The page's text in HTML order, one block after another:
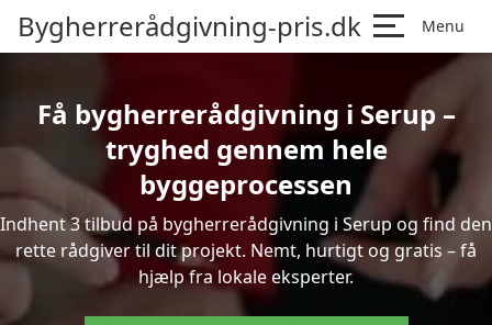
Bygherrerådgivning-pris.dk Menu
Få bygherrerådgivning i Serup –
tryghed gennem hele
byggeprocessen
Indhent 3 tilbud på bygherrerådgivning i Serup og find den
rette rådgiver til dit projekt. Nemt, hurtigt og gratis – få
hjælp fra lokale eksperter.